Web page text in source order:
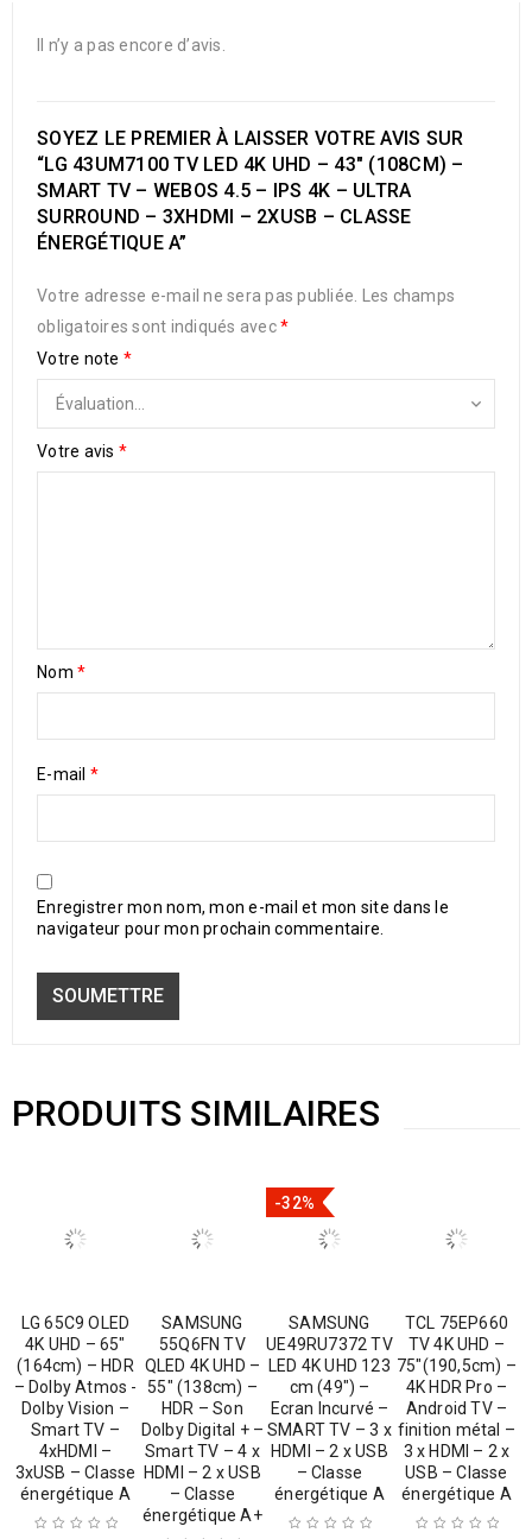
Il n’y a pas encore d’avis.
SOYEZ LE PREMIER À LAISSER VOTRE AVIS SUR
“LG 43UM7100 TV LED 4K UHD – 43″ (108CM) –
SMART TV – WEBOS 4.5 – IPS 4K – ULTRA
SURROUND – 3XHDMI – 2XUSB – CLASSE
ÉNERGÉTIQUE A”
Votre adresse e-mail ne sera pas publiée.
Les champs
obligatoires sont indiqués avec*
Votre note *
Votre avis *
Nom *
E-mail *
Enregistrer mon nom, mon e-mail et mon site dans le
navigateur pour mon prochain commentaire.
PRODUITS SIMILAIRES
LG 65C9 OLED
4K UHD – 65″
(164cm) – HDR
– Dolby Atmos -
Dolby Vision –
Smart TV –
4xHDMI –
3xUSB – Classe
énergétique A
SAMSUNG
55Q6FN TV
QLED 4K UHD –
55″ (138cm) –
HDR – Son
Dolby Digital + –
Smart TV – 4 x
HDMI – 2 x USB
– Classe
énergétique A+
-32%
SAMSUNG
UE49RU7372 TV
LED 4K UHD 123
cm (49″) –
Ecran Incurvé –
SMART TV – 3 x
HDMI – 2 x USB
– Classe
énergétique A
TCL 75EP660
TV 4K UHD –
75″(190,5cm) –
4K HDR Pro –
Android TV –
finition métal –
3 x HDMI – 2 x
USB – Classe
énergétique A